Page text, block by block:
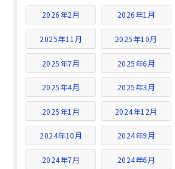
2026年2月 2026年1月
2025年11月 2025年10月
2025年7月 2025年6月
2025年4月 2025年3月
2025年1月 2024年12月
2024年10月 2024年9月
2024年7月 2024年6月